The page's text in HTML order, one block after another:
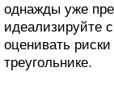
однажды уже
идеализируйте
оценивать
треугольнике.